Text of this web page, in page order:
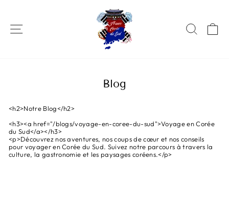
Blog
<h2>Notre Blog</h2>
<h3><a href="/blogs/voyage-en-coree-du-sud">Voyage en Corée
du Sud</a></h3>
<p>Découvrez nos aventures, nos coups de cœur et nos conseils
pour voyager en Corée du Sud. Suivez notre parcours à travers la
culture, la gastronomie et les paysages coréens.</p>